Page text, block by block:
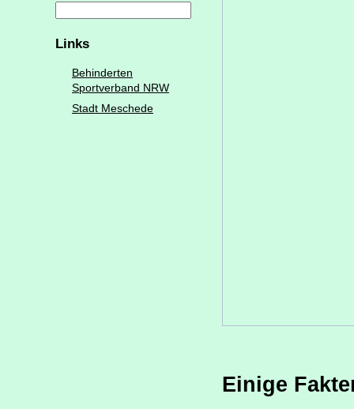
Links
Behinderten
Sportverband NRW
Stadt Meschede
Einige